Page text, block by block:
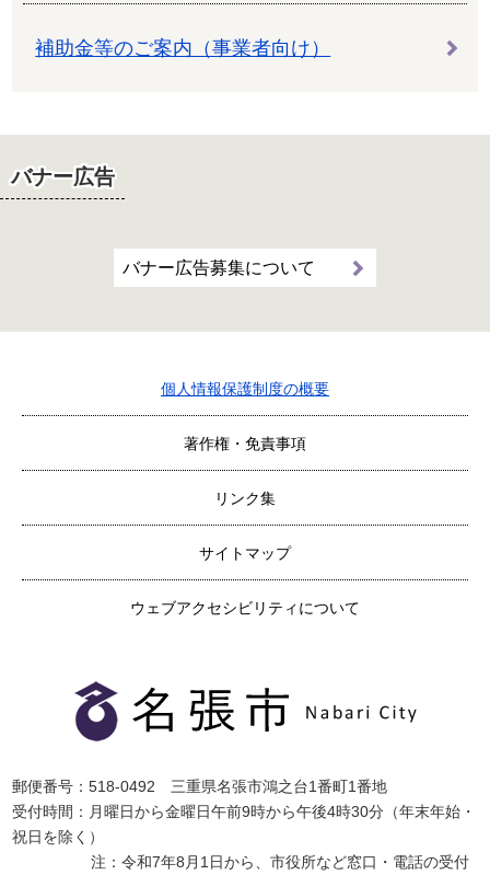
補助金等のご案内（事業者向け）
バナー広告
バナー広告募集について
個人情報保護制度の概要
著作権・免責事項
リンク集
サイトマップ
ウェブアクセシビリティについて
郵便番号：518-0492 三重県名張市鴻之台1番町1番地
受付時間：月曜日から金曜日午前9時から午後4時30分（年末年始・
祝日を除く）
注：令和7年8月1日から、市役所など窓口・電話の受付